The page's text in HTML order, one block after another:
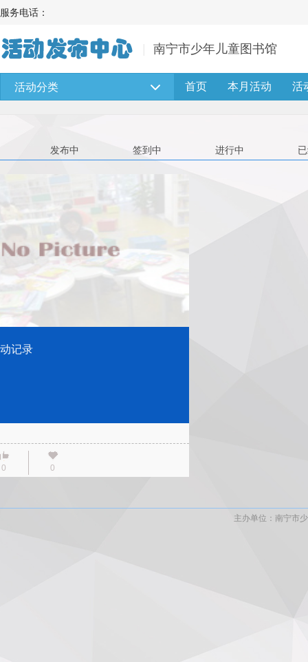
服务电话：
南宁市少年儿童图书馆
活动分类 首页 本月活动 活
发布中 签到中 进行中
记录
0 0
主办单位：南宁市